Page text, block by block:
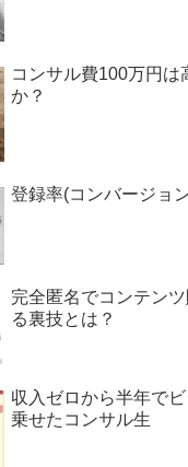
コンサル費100万円は
か？
登録率(コンバージョ
完全匿名でコンテン
る裏技とは？
収入ゼロから半年で
乗せたコンサル生